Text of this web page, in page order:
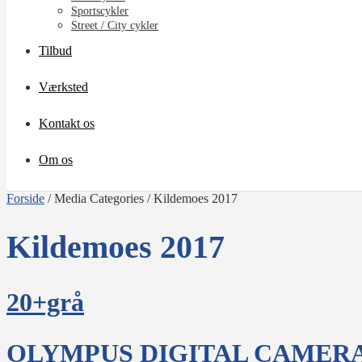
Sportscykler
Street / City cykler
Tilbud
Værksted
Kontakt os
Om os
Forside /Media Categories /Kildemoes 2017
Kildemoes 2017
20+grå
OLYMPUS DIGITAL